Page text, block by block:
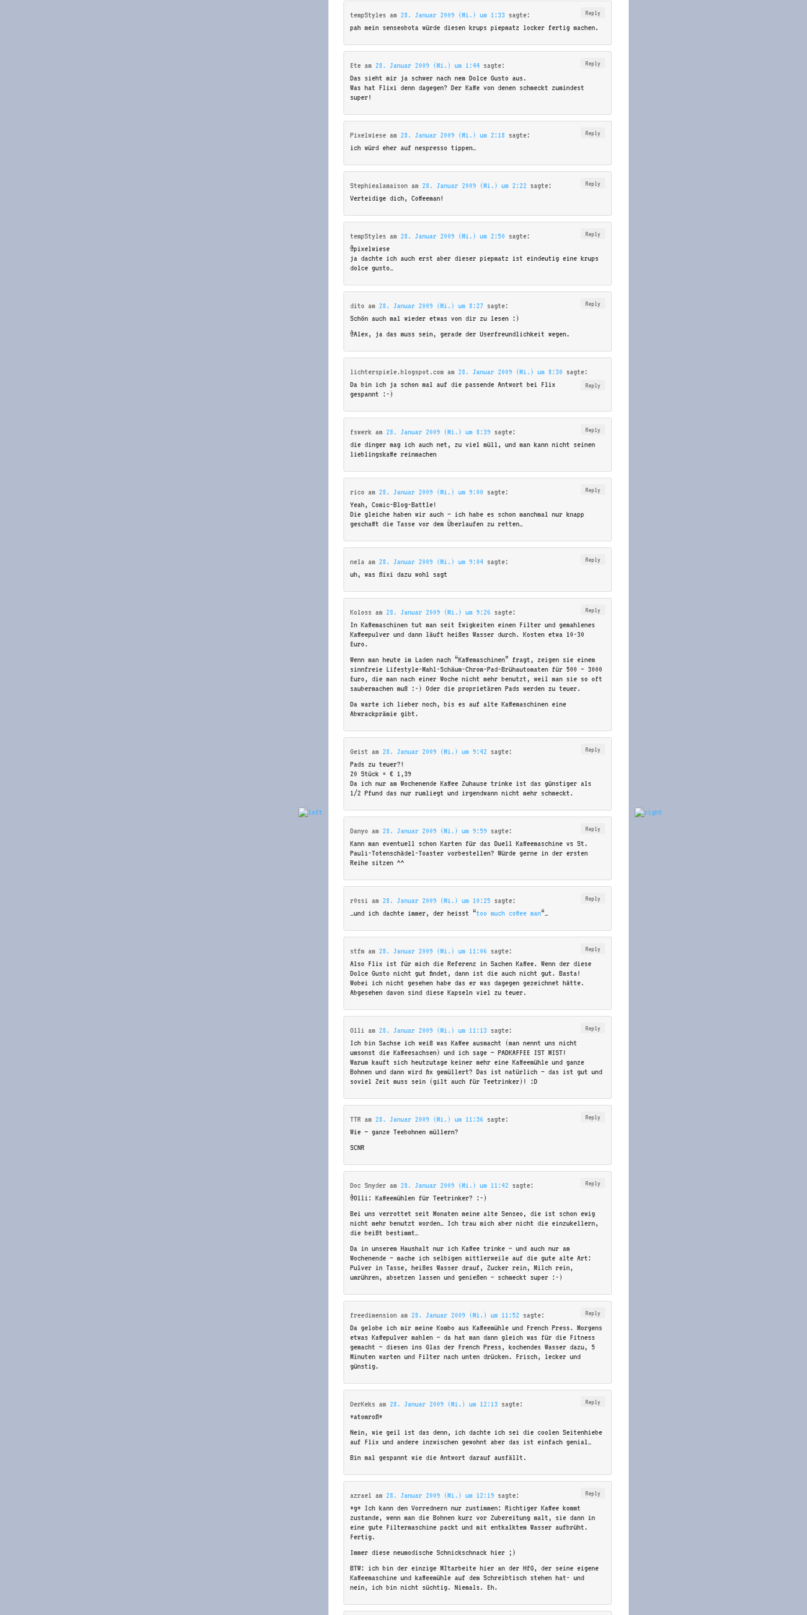
tempStyles am 28. Januar 2009 (Mi.) um 1:33 sagte: Reply
pah mein senseobota würde diesen krups piepmatz locker fertig machen.
Ete am 28. Januar 2009 (Mi.) um 1:44 sagte: Reply
Das sieht mir ja schwer nach nem Dolce Gusto aus.
Was hat Flixi denn dagegen? Der Kaffe von denen schmeckt zumindest
super!
Pixelwiese am 28. Januar 2009 (Mi.) um 2:18 sagte: Reply
ich würd eher auf nespresso tippen…
Stephiealamaison am 28. Januar 2009 (Mi.) um 2:22 sagte: Reply
Verteidige dich, Coffeeman!
tempStyles am 28. Januar 2009 (Mi.) um 2:50 sagte: Reply
@pixelwiese
ja dachte ich auch erst aber dieser piepmatz ist eindeutig eine krups
dolce gusto…
dito am 28. Januar 2009 (Mi.) um 8:27 sagte: Reply
Schön auch mal wieder etwas von dir zu lesen :)
@Alex, ja das muss sein, gerade der Userfreundlichkeit wegen.
lichterspiele.blogspot.com am 28. Januar 2009 (Mi.) um 8:30 sagte:
Reply
Da bin ich ja schon mal auf die passende Antwort bei Flix
gespannt :-)
fswerk am 28. Januar 2009 (Mi.) um 8:39 sagte: Reply
die dinger mag ich auch net, zu viel müll, und man kann nicht seinen
lieblingskaffe reinmachen
rico am 28. Januar 2009 (Mi.) um 9:00 sagte: Reply
Yeah, Comic-Blog-Battle!
Die gleiche haben wir auch – ich habe es schon manchmal nur knapp
geschafft die Tasse vor dem Überlaufen zu retten…
nela am 28. Januar 2009 (Mi.) um 9:04 sagte: Reply
uh, was flixi dazu wohl sagt
Koloss am 28. Januar 2009 (Mi.) um 9:26 sagte: Reply
In Kaffemaschinen tut man seit Ewigkeiten einen Filter und gemahlenes
Kaffeepulver und dann läuft heißes Wasser durch. Kosten etwa 10-30
Euro.
Wenn man heute im Laden nach “Kaffemaschinen” fragt, zeigen sie einem
sinnfreie Lifestyle-Mahl-Schäum-Chrom-Pad-Brühautomaten für 500 – 3000
Euro, die man nach einer Woche nicht mehr benutzt, weil man sie so oft
saubermachen muß :-) Oder die proprietären Pads werden zu teuer.
Da warte ich lieber noch, bis es auf alte Kaffemaschinen eine
Abwrackprämie gibt.
Geist am 28. Januar 2009 (Mi.) um 9:42 sagte: Reply
Pads zu teuer?!
20 Stück = € 1,39
Da ich nur am Wochenende Kaffee Zuhause trinke ist das günstiger als
1/2 Pfund das nur rumliegt und irgendwann nicht mehr schmeckt.
Danyo am 28. Januar 2009 (Mi.) um 9:59 sagte: Reply
Kann man eventuell schon Karten für das Duell Kaffeemaschine vs St.
Pauli-Totenschädel-Toaster vorbestellen? Würde gerne in der ersten
Reihe sitzen ^^
r0ssi am 28. Januar 2009 (Mi.) um 10:25 sagte: Reply
…und ich dachte immer, der heisst “too much coffee man“…
stfm am 28. Januar 2009 (Mi.) um 11:06 sagte: Reply
Also Flix ist für mich die Referenz in Sachen Kaffee. Wenn der diese
Dolce Gusto nicht gut findet, dann ist die auch nicht gut. Basta!
Wobei ich nicht gesehen habe das er was dagegen gezeichnet hätte.
Abgesehen davon sind diese Kapseln viel zu teuer.
Olli am 28. Januar 2009 (Mi.) um 11:13 sagte: Reply
Ich bin Sachse ich weiß was Kaffee ausmacht (man nennt uns nicht
umsonst die Kaffeesachsen) und ich sage – PADKAFFEE IST MIST!
Warum kauft sich heutzutage keiner mehr eine Kaffeemühle und ganze
Bohnen und dann wird fix gemüllert? Das ist natürlich – das ist gut und
soviel Zeit muss sein (gilt auch für Teetrinker)! :D
TTR am 28. Januar 2009 (Mi.) um 11:36 sagte: Reply
Wie – ganze Teebohnen müllern?
SCNR
Doc Snyder am 28. Januar 2009 (Mi.) um 11:42 sagte: Reply
@Olli: Kaffeemühlen für Teetrinker? :-)
Bei uns verrottet seit Monaten meine alte Senseo, die ist schon ewig
nicht mehr benutzt worden… Ich trau mich aber nicht die einzukellern,
die beißt bestimmt…
Da in unserem Haushalt nur ich Kaffee trinke – und auch nur am
Wochenende – mache ich selbigen mittlerweile auf die gute alte Art:
Pulver in Tasse, heißes Wasser drauf, Zucker rein, Milch rein,
umrühren, absetzen lassen und genießen – schmeckt super :-)
freedimension am 28. Januar 2009 (Mi.) um 11:52 sagte: Reply
Da gelobe ich mir meine Kombo aus Kaffeemühle und French Press. Morgens
etwas Kaffepulver mahlen – da hat man dann gleich was für die Fitness
gemacht – diesen ins Glas der French Press, kochendes Wasser dazu, 5
Minuten warten und Filter nach unten drücken. Frisch, lecker und
günstig.
DerKeks am 28. Januar 2009 (Mi.) um 12:13 sagte: Reply
*atomrofl*
Nein, wie geil ist das denn, ich dachte ich sei die coolen Seitenhiebe
auf Flix und andere inzwischen gewohnt aber das ist einfach genial…
Bin mal gespannt wie die Antwort darauf ausfällt.
azrael am 28. Januar 2009 (Mi.) um 12:19 sagte: Reply
*g* Ich kann den Vorrednern nur zustimmen: Richtiger Kaffee kommt
zustande, wenn man die Bohnen kurz vor Zubereitung malt, sie dann in
eine gute Filtermaschine packt und mit entkalktem Wasser aufbrüht.
Fertig.
Immer diese neumodische Schnickschnack hier ;)
BTW: ich bin der einzige MItarbeite hier an der HfG, der seine eigene
Kaffeemaschine und kaffeemühle auf dem Schreibtisch stehen hat- und
nein, ich bin nicht süchtig. Niemals. Eh.